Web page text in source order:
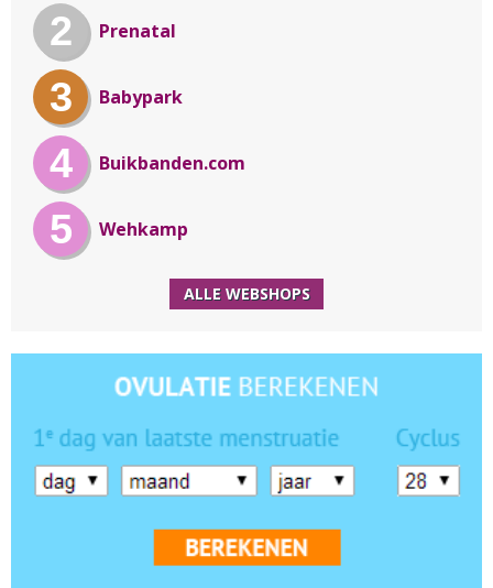
2 Prenatal
3 Babypark
4 Buikbanden.com
5 Wehkamp
ALLE WEBSHOPS